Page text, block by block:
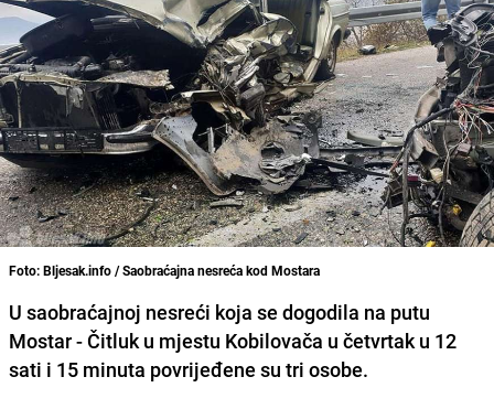
Foto: Bljesak.info / Saobraćajna nesreća kod Mostara
U saobraćajnoj nesreći koja se dogodila na putu
Mostar - Čitluk u mjestu Kobilovača u četvrtak u 12
sati i 15 minuta povrijeđene su tri osobe.